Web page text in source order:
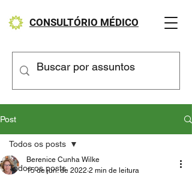
CONSULTÓRIO MÉDICO
Post
Todos os posts
Todos os posts
Berenice Cunha Wilke
15 de jun. de 2022 2 min de leitura